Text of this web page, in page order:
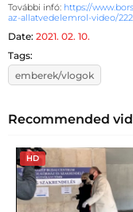
További infó: https://
az-allatvedelemrol-video/
Date: 2021. 02. 10.
Tags:
emberek/vlogok
Recommended
HD